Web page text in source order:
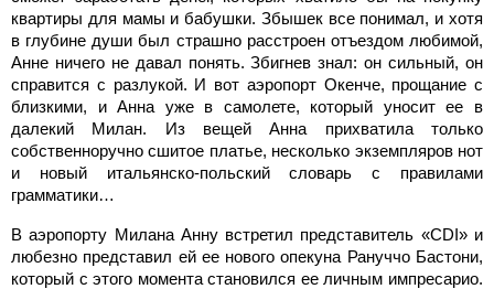
квартиры для мамы и бабушки. Збышек все понимал, и хотя
в глубине души был страшно расстроен отъездом любимой,
Анне ничего не давал понять. Збигнев знал: он сильный, он
справится с разлукой. И вот аэропорт Окенче, прощание с
близкими, и Анна уже в самолете, который уносит ее в
далекий Милан. Из вещей Анна прихватила только
собственноручно сшитое платье, несколько экземпляров нот
и новый итальянско-польский словарь с правилами
грамматики…
В аэропорту Милана Анну встретил представитель «CDI» и
любезно представил ей ее нового опекуна Рануччо Бастони,
который с этого момента становился ее личным импресарио.